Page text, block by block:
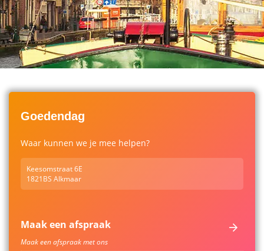
Goedendag
Waar kunnen we je mee helpen?
Keesomstraat 6E
1821BS Alkmaar
Maak een afspraak
Maak een afspraak met ons